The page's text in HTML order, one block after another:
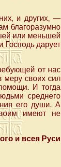
и других, —
благоразумно
или меньшей
Господь дарует
от нас
меру своих сил
И тогда
среднего
его души. А
имеют не
и всея Руси